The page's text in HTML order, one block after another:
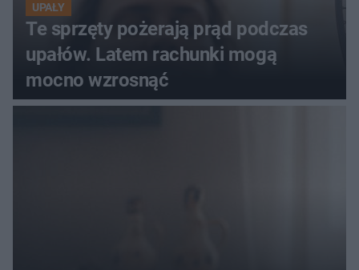
UPAŁY
Te sprzęty pożerają prąd podczas
upałów. Latem rachunki mogą
mocno wzrosnąć